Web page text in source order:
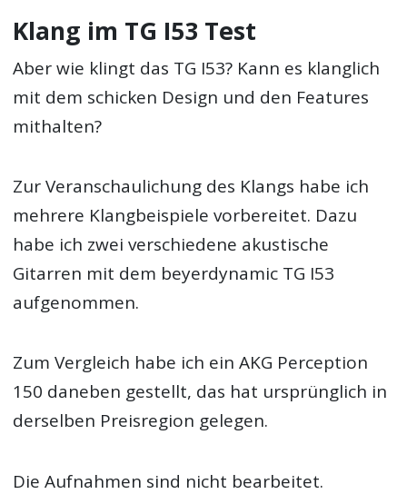
Klang im TG I53 Test
Aber wie klingt das TG I53? Kann es klanglich
mit dem schicken Design und den Features
mithalten?
Zur Veranschaulichung des Klangs habe ich
mehrere Klangbeispiele vorbereitet. Dazu
habe ich zwei verschiedene akustische
Gitarren mit dem beyerdynamic TG I53
aufgenommen.
Zum Vergleich habe ich ein AKG Perception
150 daneben gestellt, das hat ursprünglich in
derselben Preisregion gelegen.
Die Aufnahmen sind nicht bearbeitet.